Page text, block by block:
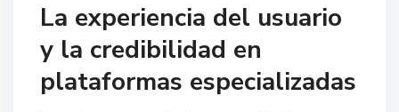
La experiencia del usuario
y la credibilidad en
plataformas especializadas